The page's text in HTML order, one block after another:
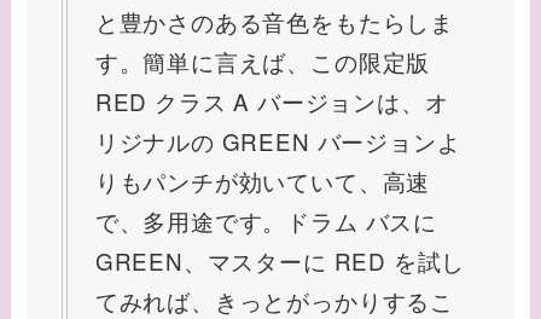
と豊かさのある音色をもたらしま
す。簡単に言えば、この限定版
RED クラス A バージョンは、オ
リジナルの GREEN バージョンよ
りもパンチが効いていて、高速
で、多用途です。ドラム バスに
GREEN、マスターに RED を試し
てみれば、きっとがっかりするこ